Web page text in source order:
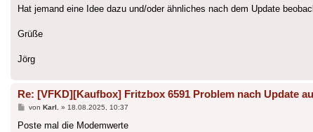
Hat jemand eine Idee dazu und/oder ähnliches nach dem Update
Grüße
Jörg
Re: [VFKD][Kaufbox] Fritzbox 6591 Problem nach Update
Beitrag
von Karl. » 18.08.2025, 10:37
Poste mal die Modemwerte